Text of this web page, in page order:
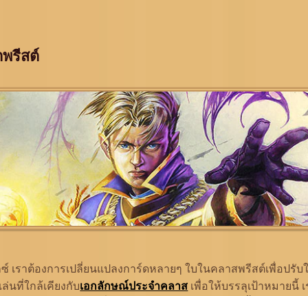
พรีสต์
เราต้องการเปลี่ยนแปลงการ์ดหลายๆ ใบในคลาสพรีสต์เพื่อปรั
นที่ใกล้เคียงกับเอกลักษณ์ประจำคลาส เพื่อให้บรรลุเป้าหมายนี้